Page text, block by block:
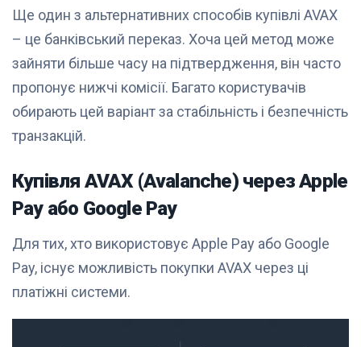
Ще один з альтернативних способів купівлі AVAX
– це банківський переказ. Хоча цей метод може
зайняти більше часу на підтвердження, він часто
пропонує нижчі комісії. Багато користувачів
обирають цей варіант за стабільність і безпечність
транзакцій.
Купівля AVAX (Avalanche) через Apple
Pay або Google Pay
Для тих, хто використовує Apple Pay або Google
Pay, існує можливість покупки AVAX через ці
платіжні системи.